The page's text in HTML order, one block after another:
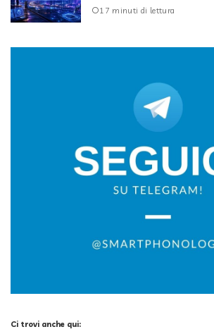
17 minuti di lettura
Ci trovi anche qui: